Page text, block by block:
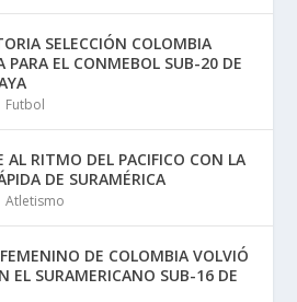
SELECCIÓN COLOMBIA
PARA EL CONMEBOL SUB-20 DE
Futbol
AL RITMO DEL PACIFICO CON LA
DE SURAMÉRICA
Atletismo
DE COLOMBIA VOLVIÓ
EL SURAMERICANO SUB-16 DE